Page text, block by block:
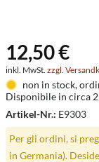
12,50 €
inkl. MwSt. zzgl.
non in stock,
Disponibile in circa
Artikel-Nr.: E9303
Per gli ordini, si
in Germania).